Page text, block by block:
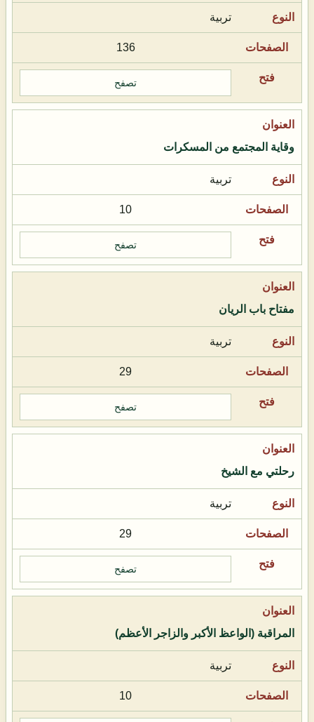
تربية
136
تصفح
وقاية المجتمع من المسكرات
تربية
10
تصفح
مفتاح باب الريان
تربية
29
تصفح
رحلتي مع الشيخ
تربية
29
تصفح
المراقبة (الواعظ الأكبر والزاجر الأعظم)
تربية
10